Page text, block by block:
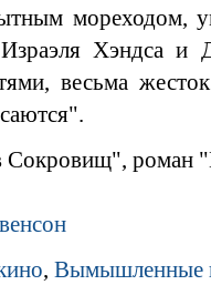
мореходом,
Хэндса и
весьма
Сокровищ", роман
, Вымышленные